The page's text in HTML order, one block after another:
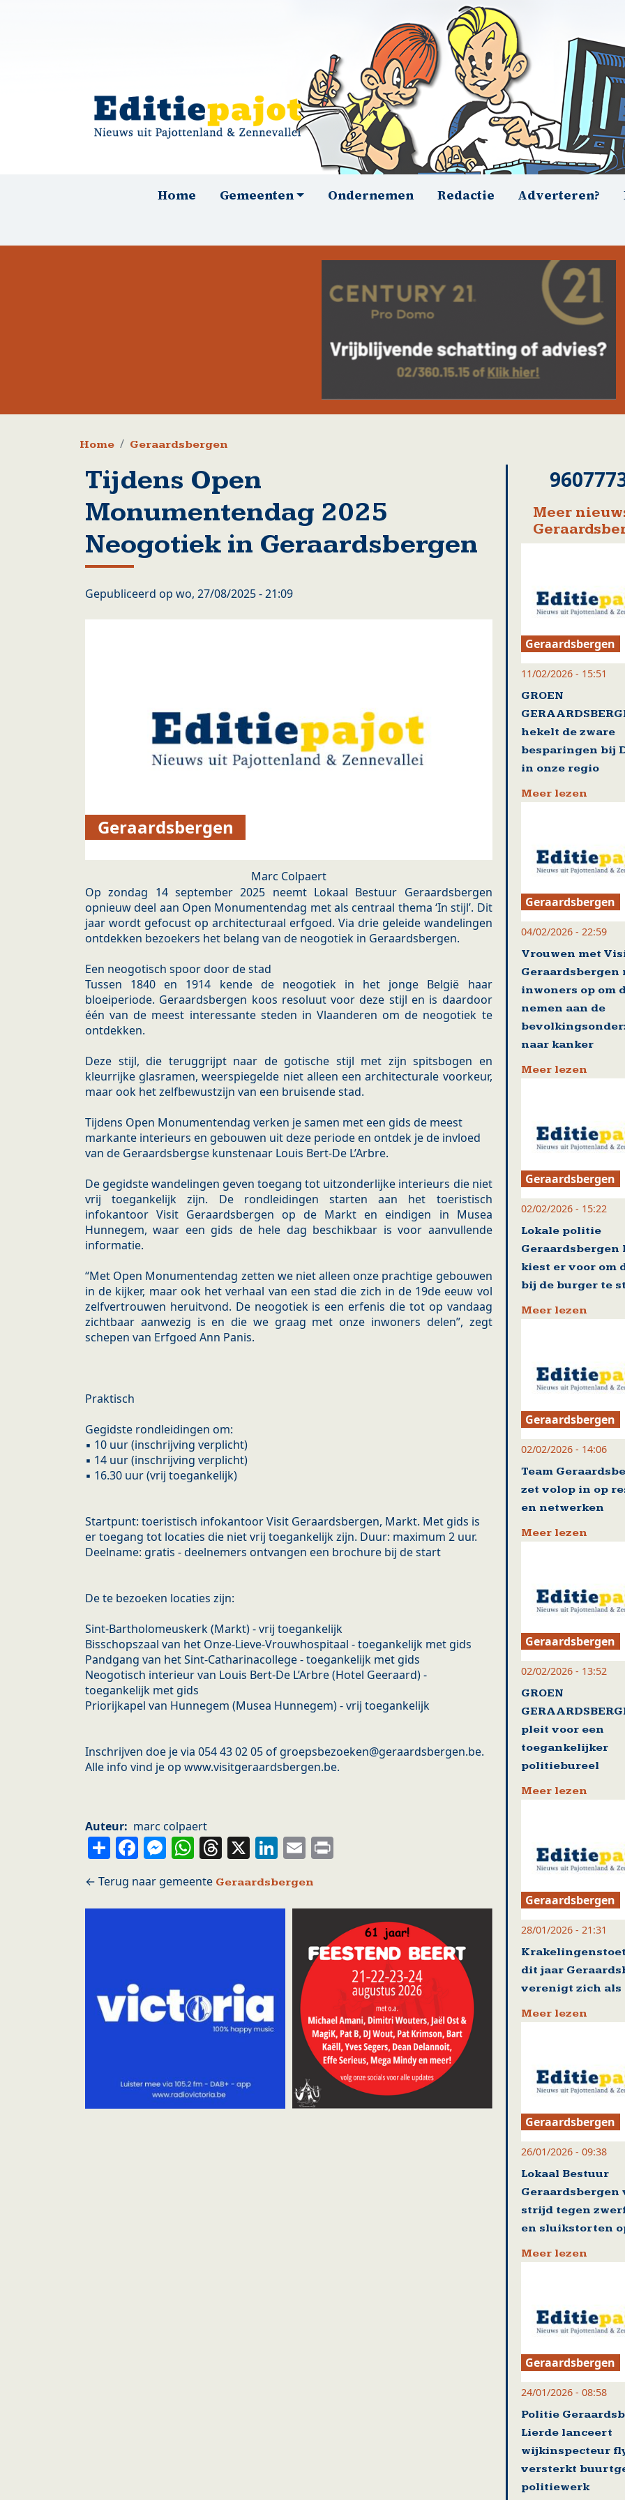
HoofdnavigatieHome Gemeenten Ondernemen Redactie Adverteren?
Kruimelpad
Home Geraardsbergen
Tijdens Open
Monumentendag 2025
Neogotiek in Geraardsbergen
Gepubliceerd op wo, 27/08/2025 - 21:09
Geraardsbergen
Marc Colpaert
Op zondag 14 september 2025 neemt Lokaal Bestuur Geraardsbergen
opnieuw deel aan Open Monumentendag met als centraal thema ‘In stijl’. Dit
jaar wordt gefocust op architecturaal erfgoed. Via drie geleide wandelingen
ontdekken bezoekers het belang van de neogotiek in Geraardsbergen.
Een neogotisch spoor door de stad
Tussen 1840 en 1914 kende de neogotiek in het jonge België haar
bloeiperiode. Geraardsbergen koos resoluut voor deze stijl en is daardoor
één van de meest interessante steden in Vlaanderen om de neogotiek te
ontdekken.
Deze stijl, die teruggrijpt naar de gotische stijl met zijn spitsbogen en
kleurrijke glasramen, weerspiegelde niet alleen een architecturale voorkeur,
maar ook het zelfbewustzijn van een bruisende stad.
Tijdens Open Monumentendag verken je samen met een gids de meest
markante interieurs en gebouwen uit deze periode en ontdek je de invloed
van de Geraardsbergse kunstenaar Louis Bert-De L’Arbre.
De gegidste wandelingen geven toegang tot uitzonderlijke interieurs die niet
vrij toegankelijk zijn. De rondleidingen starten aan het toeristisch
infokantoor Visit Geraardsbergen op de Markt en eindigen in Musea
Hunnegem, waar een gids de hele dag beschikbaar is voor aanvullende
informatie.
“Met Open Monumentendag zetten we niet alleen onze prachtige gebouwen
in de kijker, maar ook het verhaal van een stad die zich in de 19de eeuw vol
zelfvertrouwen heruitvond. De neogotiek is een erfenis die tot op vandaag
zichtbaar aanwezig is en die we graag met onze inwoners delen”, zegt
schepen van Erfgoed Ann Panis.
Praktisch
Gegidste rondleidingen om:
▪ 10 uur (inschrijving verplicht)
▪ 14 uur (inschrijving verplicht)
▪ 16.30 uur (vrij toegankelijk)
Startpunt: toeristisch infokantoor Visit Geraardsbergen, Markt. Met gids is
er toegang tot locaties die niet vrij toegankelijk zijn. Duur: maximum 2 uur.
Deelname: gratis - deelnemers ontvangen een brochure bij de start
De te bezoeken locaties zijn:
Sint-Bartholomeuskerk (Markt) - vrij toegankelijk
Bisschopszaal van het Onze-Lieve-Vrouwhospitaal - toegankelijk met gids
Pandgang van het Sint-Catharinacollege - toegankelijk met gids
Neogotisch interieur van Louis Bert-De L’Arbre (Hotel Geeraard) -
toegankelijk met gids
Priorijkapel van Hunnegem (Musea Hunnegem) - vrij toegankelijk
Inschrijven doe je via 054 43 02 05 of groepsbezoeken@geraardsbergen.be.
Alle info vind je op www.visitgeraardsbergen.be.
Auteur marc colpaert
ShareFacebook
Messenger
WhatsApp
Threads
X LinkedIn
Email
Geraardsbergen
Meer
Geraardsbergen
11/02/2026 - 15:51
GROEN
hekelt de zware
besparingen bij
in onze regio
Meer lezen
Geraardsbergen
04/02/2026 - 22:59
Vrouwen met
Geraardsbergen
inwoners op om
nemen aan de
naar kanker
Meer lezen
Geraardsbergen
02/02/2026 - 15:22
Lokale politie
Geraardsbergen
kiest er voor om
bij de burger te
Meer lezen
Geraardsbergen
02/02/2026 - 14:06
Team
zet volop in op
en netwerken
Meer lezen
Geraardsbergen
02/02/2026 - 13:52
GROEN
pleit voor een
toegankelijker
politiebureel
Meer lezen
Geraardsbergen
28/01/2026 - 21:31
dit jaar
verenigt zich als
Meer lezen
Geraardsbergen
26/01/2026 - 09:38
Lokaal Bestuur
Geraardsbergen
strijd tegen
en sluikstorten
Meer lezen
Geraardsbergen
24/01/2026 - 08:58
Politie
Lierde lanceert
wijkinspecteur
versterkt
politiewerk